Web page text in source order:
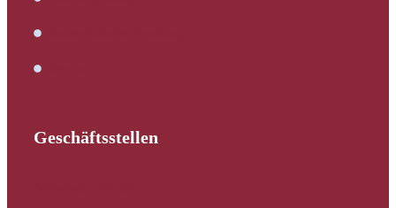
Geschäftsstellen